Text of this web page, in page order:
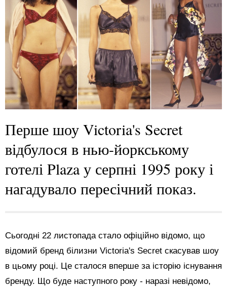
Перше шоу Victoria's Secret
відбулося в нью-йоркському
готелі Plaza у серпні 1995 року і
нагадувало пересічний показ.
Сьогодні 22 листопада стало офіційно відомо, що
відомий бренд білизни Victoria's Secret скасував шоу
в цьому році. Це сталося вперше за історію існування
бренду. Що буде наступного року - наразі невідомо,